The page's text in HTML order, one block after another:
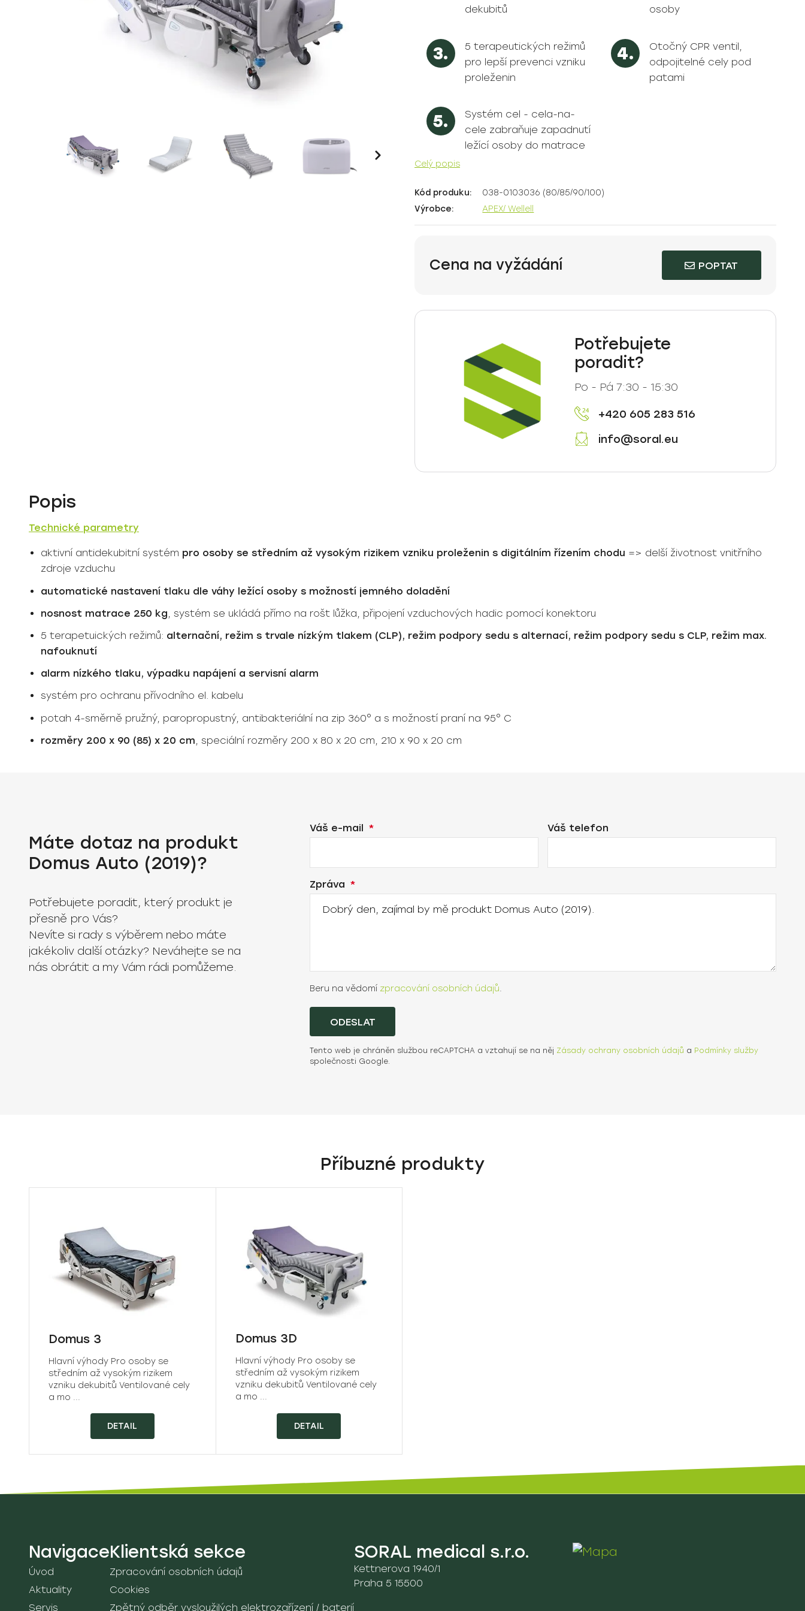
dekubitů
osoby
5 terapeutických režimů
pro lepší prevenci vzniku
proleženin
Otočný CPR ventil,
odpojitelné cely pod
patami
Systém cel - cela-na-
cele zabraňuje zapadnutí
ležící osoby do matrace
Celý popis
Kód produku:
038-0103036 (80/85/90/100)
Výrobce:
APEX/ Wellell
Cena na vyžádání POPTAT
Potřebujete
poradit?
Po - Pá 7:30 - 15:30
+420 605 283 516
info@soral.eu
Popis
Technické parametry
aktivní antidekubitní systém pro osoby se středním až vysokým rizikem vzniku proleženin s digitálním řízením chodu => delší životnost vnitřního
zdroje vzduchu
automatické nastavení tlaku dle váhy ležící osoby s možností jemného doladění
nosnost matrace 250 kg , systém se ukládá přímo na rošt lůžka, připojení vzduchových hadic pomocí konektoru
5 terapetuických režimů: alternační, režim s trvale nízkým tlakem (CLP), režim podpory sedu s alternací, režim podpory sedu s CLP, režim max.
nafouknutí
alarm nízkého tlaku, výpadku napájení a servisní alarm
systém pro ochranu přívodního el. kabelu
potah 4-směrně pružný, paropropustný, antibakteriální na zip 360° a s možností praní na 95° C
rozměry 200 x 90 (85) x 20 cm , speciální rozměry 200 x 80 x 20 cm, 210 x 90 x 20 cm
Máte dotaz na produkt
Domus Auto (2019)?
Potřebujete poradit, který produkt je
přesně pro Vás?
Nevíte si rady s výběrem nebo máte
jakékoliv další otázky? Neváhejte se na
nás obrátit a my Vám rádi pomůžeme.
Váš e-mail Váš telefon
Zpráva
Beru na vědomí zpracování osobních údajů.
Tento web je chráněn službou reCAPTCHA a vztahují se na něj Zásady ochrany osobních údajů a Podmínky služby
společnosti Google.
ODESLAT
Příbuzné produkty
Domus 3
Hlavní výhody Pro osoby se
středním až vysokým rizikem
vzniku dekubitů Ventilované cely
a mo ...
DETAIL
Domus 3D
Hlavní výhody Pro osoby se
středním až vysokým rizikem
vzniku dekubitů Ventilované cely
a mo ...
DETAIL
Navigace
Úvod
Aktuality
Servis
Klientská sekce
Zpracování osobních údajů
Cookies
Zpětný odběr vysloužilých elektrozařízení / baterií
SORAL medical s.r.o.
Kettnerova 1940/1
Praha 5 15500